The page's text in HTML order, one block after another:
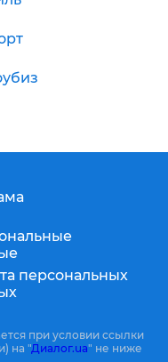
персональных
при условии ссылки
на "Диалог.ua" не ниже